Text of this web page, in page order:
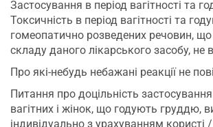
Застосування в період вагітності та
Токсичність в період вагітності та
гомеопатично розведених речовин,
складу даного лікарського засобу, не
Про які-небудь небажані реакції не
Питання про доцільність
вагітних і жінок, що годують груддю,
індивідуально з урахуванням користі